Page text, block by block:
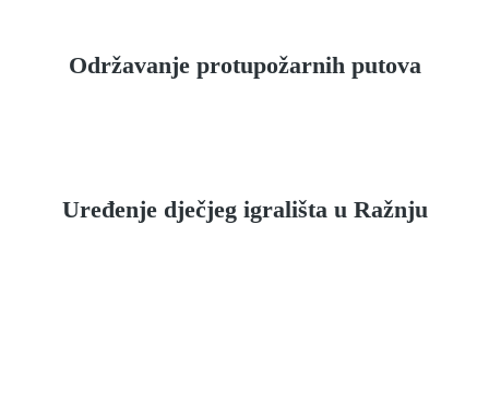
Održavanje protupožarnih putova
Uređenje dječjeg igrališta u Ražnju